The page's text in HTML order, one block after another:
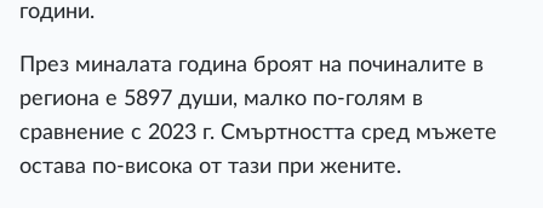
години.
През миналата година броят на починалите в
региона е 5897 души, малко по-голям в
сравнение с 2023 г. Смъртността сред мъжете
остава по-висока от тази при жените.